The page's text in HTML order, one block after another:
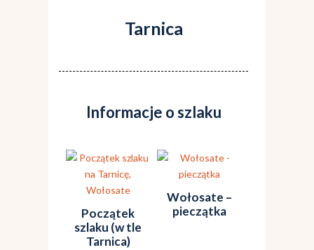
Tarnica
Informacje o szlaku
Początek
szlaku (w tle
Tarnica)
Wołosate –
pieczątka